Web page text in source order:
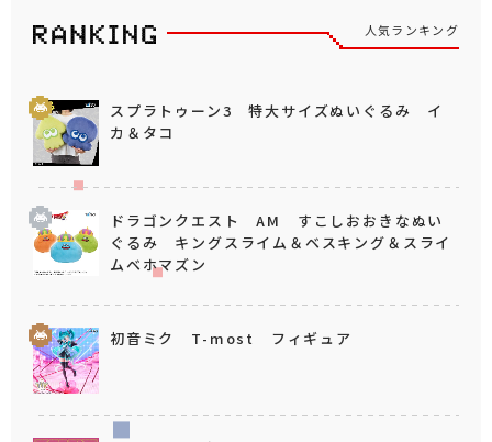
人気ランキング
スプラトゥーン3 特大サイズぬいぐるみ イ
カ＆タコ
ドラゴンクエスト AM すこしおおきなぬい
ぐるみ キングスライム＆ベスキング＆スライ
ムベホマズン
初音ミク T-most フィギュア